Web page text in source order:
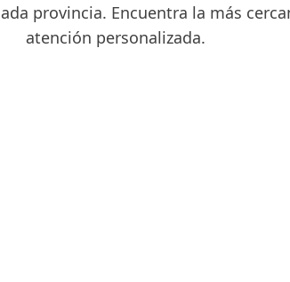
provincia. Encuentra la más
atención personalizada.